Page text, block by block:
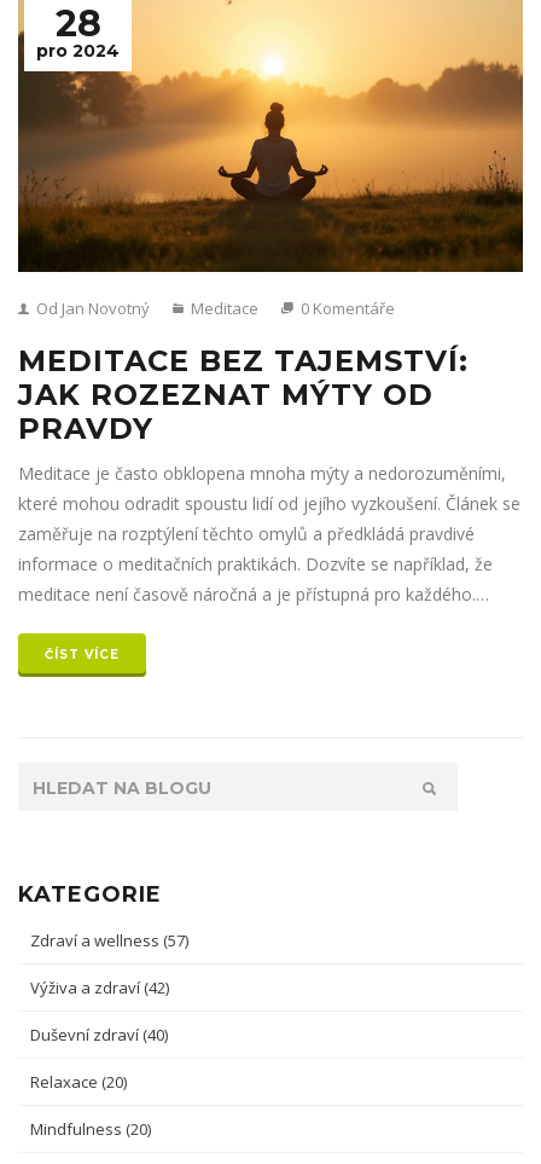
28
pro 2024
Od Jan Novotný Meditace 0 Komentáře
MEDITACE BEZ TAJEMSTVÍ:
JAK ROZEZNAT MÝTY OD
PRAVDY
Meditace je často obklopena mnoha mýty a nedorozuměními,
které mohou odradit spoustu lidí od jejího vyzkoušení. Článek se
zaměřuje na rozptýlení těchto omylů a předkládá pravdivé
informace o meditačních praktikách. Dozvíte se například, že
meditace není časově náročná a je přístupná pro každého.
do každodenního života.
ČÍST VÍCE
KATEGORIE
Zdraví a wellness (57)
Výživa a zdraví (42)
Duševní zdraví (40)
Relaxace (20)
Mindfulness (20)